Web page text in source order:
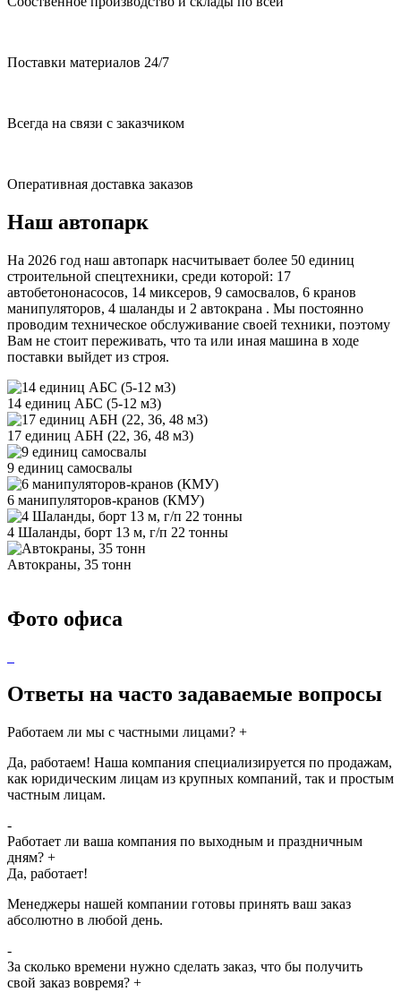
Поставки материалов 24/7
Всегда на связи с заказчиком
Оперативная доставка заказов
Наш автопарк
На 2026 год наш автопарк насчитывает более 50 единиц
строительной спецтехники, среди которой: 17
автобетононасосов, 14 миксеров, 9 самосвалов, 6 кранов
манипуляторов, 4 шаланды и 2 автокрана . Мы постоянно
проводим техническое обслуживание своей техники, поэтому
Вам не стоит переживать, что та или иная машина в ходе
поставки выйдет из строя.
14 единиц АБС (5-12 м3)
17 единиц АБН (22, 36, 48 м3)
9 единиц самосвалы
6 манипуляторов-кранов (КМУ)
4 Шаланды, борт 13 м, г/п 22 тонны
Автокраны, 35 тонн
Фото офиса
Ответы на часто задаваемые вопросы
Работаем ли мы с частными лицами? +
Да, работаем! Наша компания специализируется по продажам,
как юридическим лицам из крупных компаний, так и простым
частным лицам.
-
Работает ли ваша компания по выходным и праздничным
дням? +
Да, работает!
Менеджеры нашей компании готовы принять ваш заказ
абсолютно в любой день.
-
За сколько времени нужно сделать заказ, что бы получить
свой заказ вовремя? +